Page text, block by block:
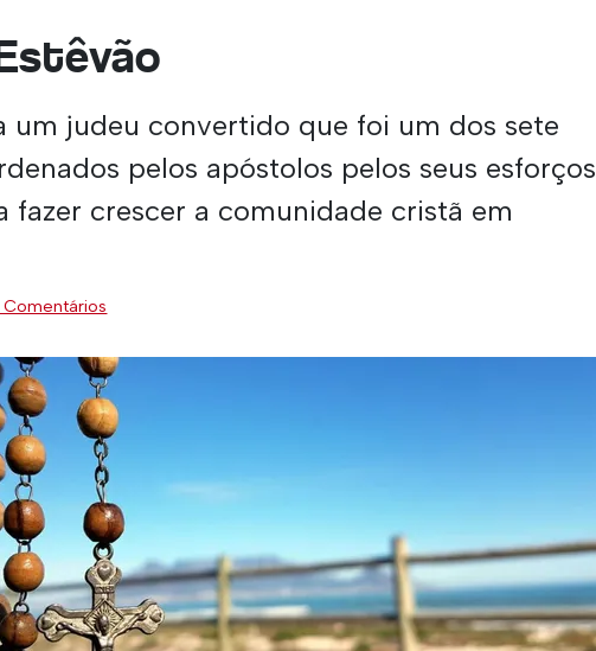
um judeu convertido que foi um dos sete
pelos apóstolos pelos seus esforços
fazer crescer a comunidade cristã em
Comentários